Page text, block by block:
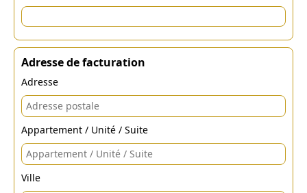
Adresse de facturation
Adresse
Appartement / Unité / Suite
Ville